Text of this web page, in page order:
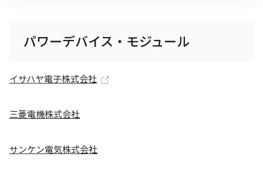
パワーデバイス・モジュール
イサハヤ電子株式会社
三菱電機株式会社
サンケン電気株式会社